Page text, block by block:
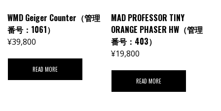
WMD Geiger Counter（管理
番号：1061）
¥39,800
READ MORE
MAD PROFESSOR TINY
ORANGE PHASER HW（管理
番号：403）
¥19,800
READ MORE